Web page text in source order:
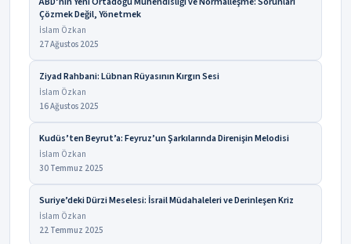
Çözmek Değil, Yönetmek
İslam Özkan
27 Ağustos 2025
Ziyad Rahbani: Lübnan Rüyasının Kırgın Sesi
İslam Özkan
16 Ağustos 2025
Kudüs’ten Beyrut’a: Feyruz’un Şarkılarında Direnişin Melodisi
İslam Özkan
30 Temmuz 2025
Suriye’deki Dürzi Meselesi: İsrail Müdahaleleri ve Derinleşen Kriz
İslam Özkan
22 Temmuz 2025